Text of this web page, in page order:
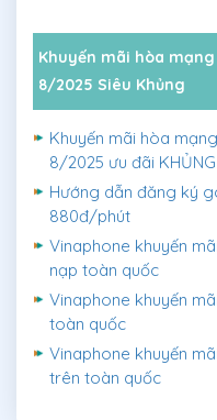
Khuyến mãi hòa
8/2025 Siêu Khủng
Khuyến mãi hòa
8/2025 ưu đãi KHỦNG
Hướng dẫn đăng ký
880đ/phút
Vinaphone khuyến
nạp toàn quốc
Vinaphone khuyến
toàn quốc
Vinaphone khuyến
trên toàn quốc